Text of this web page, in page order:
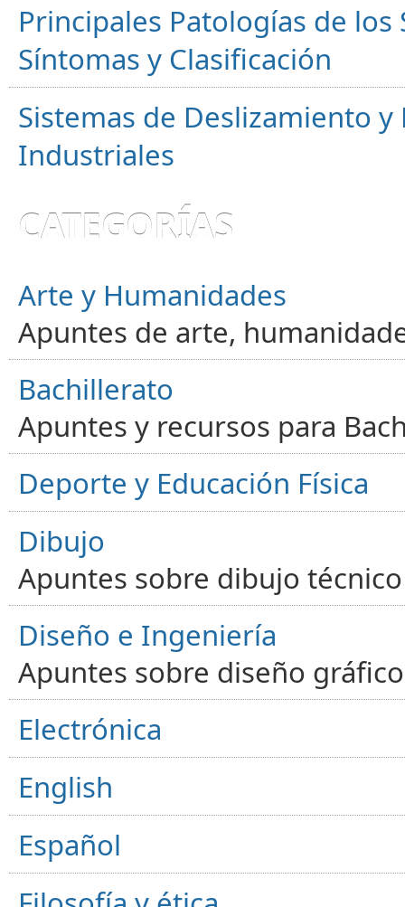
Principales Patologías de
Síntomas y Clasificación
Sistemas de Deslizamiento
Industriales
CATEGORÍAS
Arte y Humanidades
Apuntes de arte,
Bachillerato
Apuntes y recursos para
Deporte y Educación Física
Dibujo
Apuntes sobre dibujo
Diseño e Ingeniería
Apuntes sobre diseño
Electrónica
English
Español